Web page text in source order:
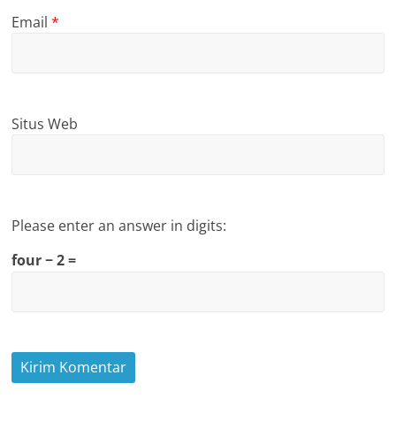
Email*
Situs Web
Please enter an answer in digits:
four − 2 =